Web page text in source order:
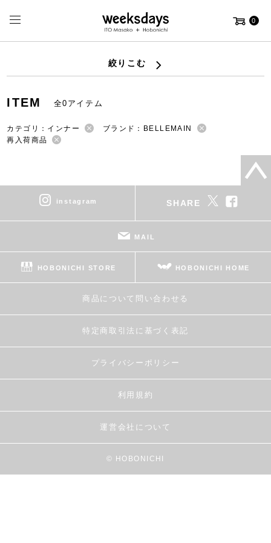
0
絞りこむ
ITEM 全0アイテム
カテゴリ：インナー
ブランド：BELLEMAIN
再入荷商品
instagram SHARE
MAIL
HOBONICHI STORE HOBONICHI HOME
商品について問い合わせる
特定商取引法に基づく表記
プライバシーポリシー
利用規約
運営会社について
© HOBONICHI